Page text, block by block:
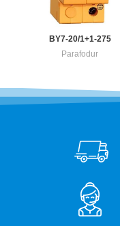
BY7-20/1+1-275
Parafodur